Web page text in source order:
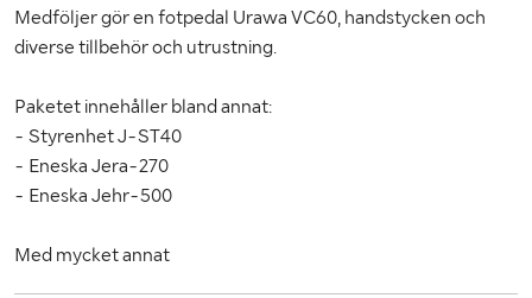
kan detta i många fall ordnas, beroende på tillgång
till pall och emballagematerial. Upphämtning av
och övriga frakthandlingar måste vara säljaren
Medföljer gör en fotpedal Urawa VC60, handstycken och
diverse tillbehör och utrustning.
Paketet innehåller bland annat:
- Styrenhet J-ST40
- Eneska Jera-270
- Eneska Jehr-500
Med mycket annat